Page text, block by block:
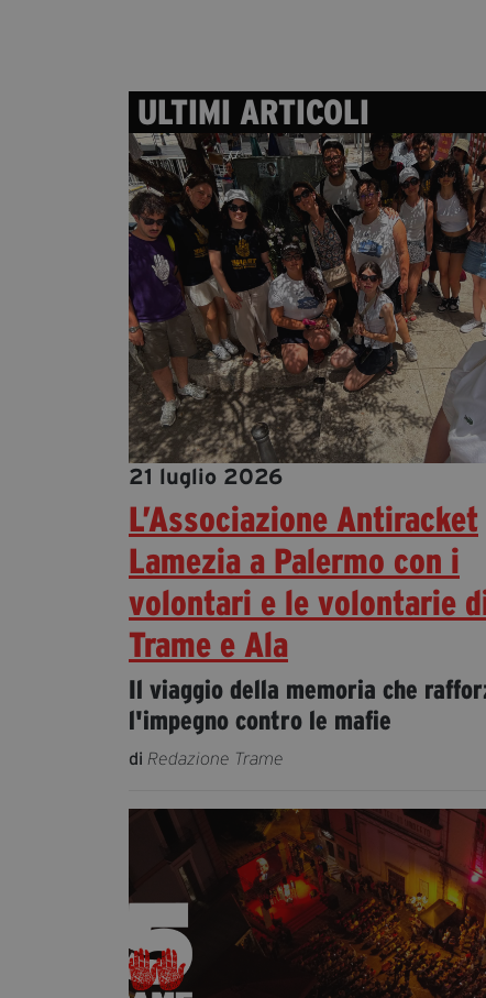
ULTIMI ARTICOLI
21 luglio 2026
L’Associazione Antiracket
Lamezia a Palermo con i
volontari e le volontarie
Trame e Ala
Il viaggio della memoria che
l'impegno contro le mafie
di Redazione Trame